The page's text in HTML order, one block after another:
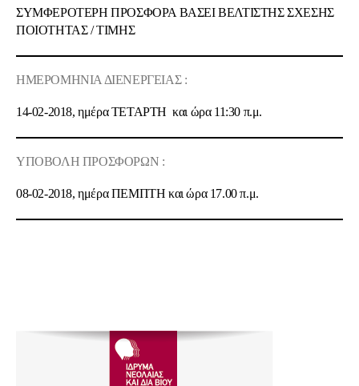
ΣΥΜΦΕΡΟΤΕΡΗ ΠΡΟΣΦΟΡΑ ΒΑΣΕΙ ΒΕΛΤΙΣΤΗΣ ΣΧΕΣΗΣ
ΠΟΙOΤΗΤΑΣ / ΤΙΜΗΣ
ΗΜΕΡΟΜΗΝΙΑ ΔΙΕΝΕΡΓΕΙΑΣ :
14-02-2018, ημέρα ΤΕΤΑΡΤΗ και ώρα 11:30 π.μ.
ΥΠΟΒΟΛΗ ΠΡΟΣΦΟΡΩΝ :
08-02-2018, ημέρα ΠΕΜΠΤΗ και ώρα 17.00 π.μ.